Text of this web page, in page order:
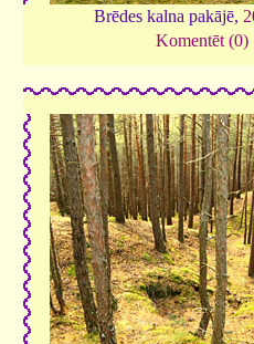
Brēdes kalna pakājē,
Komentēt (0)